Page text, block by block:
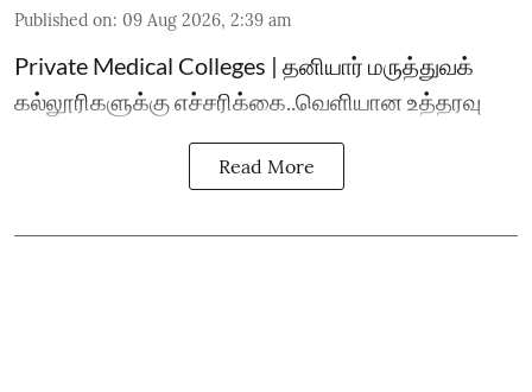
Published on: 09 Aug 2026, 2:39 am
Private Medical Colleges | தனியார் மருத்துவக்
கல்லூரிகளுக்கு எச்சரிக்கை..வெளியான உத்தரவு
Read More